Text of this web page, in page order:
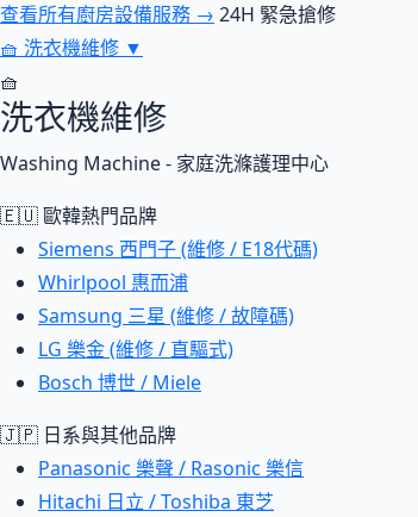
查看所有廚房設備服務 → 24H 緊急搶修
🧺 洗衣機維修 ▼
🧺
洗衣機維修
Washing Machine - 家庭洗滌護理中心
🇪🇺 歐韓熱門品牌
Siemens 西門子 (維修 / E18代碼)
Whirlpool 惠而浦
Samsung 三星 (維修 / 故障碼)
LG 樂金 (維修 / 直驅式)
Bosch 博世 / Miele
🇯🇵 日系與其他品牌
Panasonic 樂聲 / Rasonic 樂信
Hitachi 日立 / Toshiba 東芝